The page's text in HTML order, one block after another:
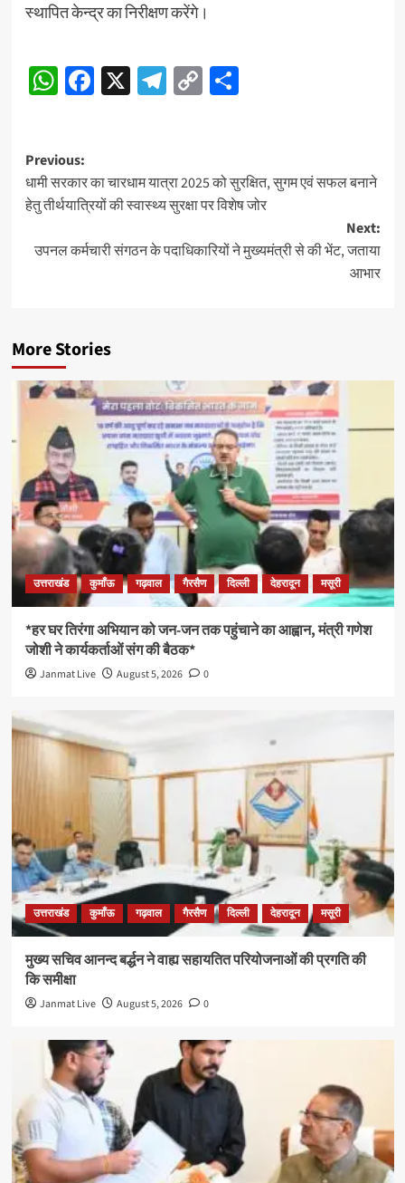
स्थापित केन्द्र का निरीक्षण करेंगे।
Post
Navigation
WhatsApp
Facebook
X Telegram
CopyShare
Post
navigation
Previous:
धामी सरकार का चारधाम यात्रा 2025 को सुरक्षित, सुगम एवं सफल बनाने
हेतु तीर्थयात्रियों की स्वास्थ्य सुरक्षा पर विशेष जोर
Next:
उपनल कर्मचारी संगठन के पदाधिकारियों ने मुख्यमंत्री से की भेंट, जताया
आभार
More Stories
उत्तराखंड कुमाँऊ गढ़वाल गैरसैण दिल्ली देहरादून मसूरी
*हर घर तिरंगा अभियान को जन-जन तक पहुंचाने का आह्वान, मंत्री गणेश
जोशी ने कार्यकर्ताओं संग की बैठक*
Janmat Live August 5, 2026 0
उत्तराखंड कुमाँऊ गढ़वाल गैरसैण दिल्ली देहरादून मसूरी
मुख्य सचिव आनन्द बर्द्धन ने वाह्य सहायतित परियोजनाओं की प्रगति की
कि समीक्षा
Janmat Live August 5, 2026 0